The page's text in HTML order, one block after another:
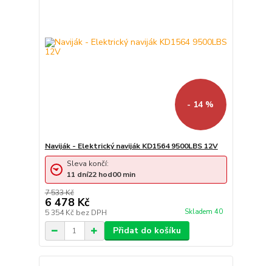
- 14 %
Naviják - Elektrický naviják KD1564 9500LBS 12V
7 533 Kč
6 478 Kč
5 354 Kč bez DPH Skladem 40
Sleva končí:
11 dní22 hod00min
Přidat do košíku